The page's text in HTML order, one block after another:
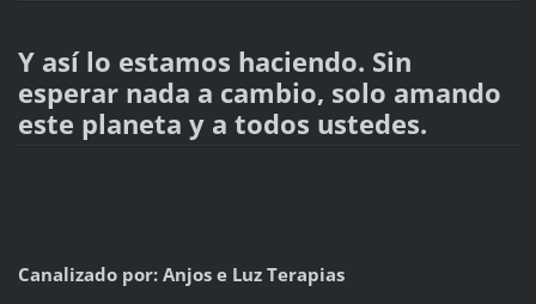
Y así lo estamos haciendo. Sin
esperar nada a cambio, solo amando
este planeta y a todos ustedes.
Canalizado por: Anjos e Luz Terapias